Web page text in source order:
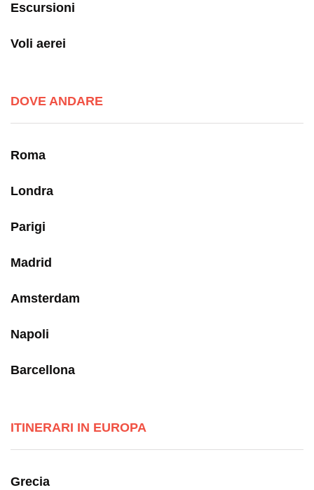
Escursioni
Voli aerei
DOVE ANDARE
Roma
Londra
Parigi
Madrid
Amsterdam
Napoli
Barcellona
ITINERARI IN EUROPA
Grecia